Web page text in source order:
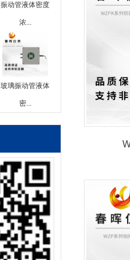
振动管液体密度
浓...
玻璃振动管液体
密...